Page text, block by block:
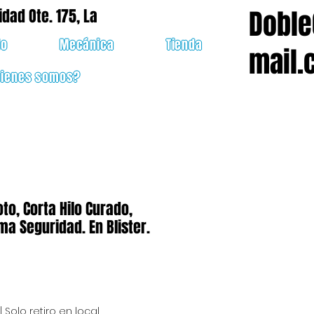
Mecánica
Tienda
somos?
Ote. 175, La
Corta Hilo Curado,
Seguridad. En Blister.